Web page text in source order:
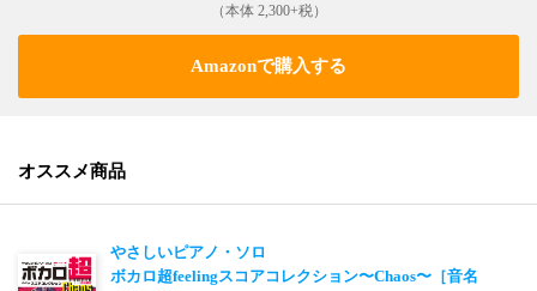
（本体 2,300+税）
Amazonで購入する
オススメ商品
やさしいピアノ・ソロ
ボカロ超feelingスコアコレクション〜Chaos〜［音名